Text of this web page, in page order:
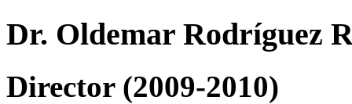
Dr. Oldemar Rodríguez
Director (2009-2010)